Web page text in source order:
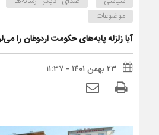
موضوعات
آیا زلزله پایه‌های حکومت اردوغان را
۲۳ بهمن ۱۴۰۱ - ۱۱:۳۷